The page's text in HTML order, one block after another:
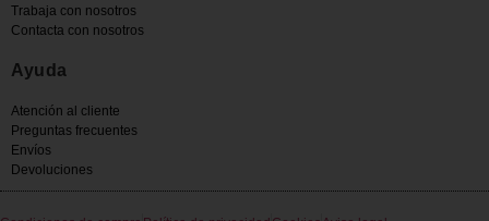
Trabaja con nosotros
Contacta con nosotros
Ayuda
Atención al cliente
Preguntas frecuentes
Envíos
Devoluciones